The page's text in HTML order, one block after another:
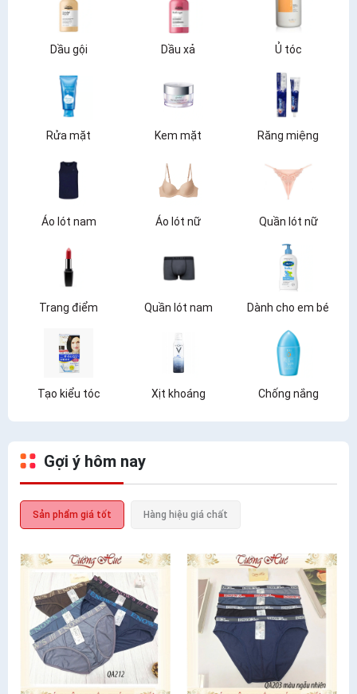
Dầu gội Dầu xả Ủ tóc
Rửa mặt Kem mặt Răng miệng
Áo lót nam Áo lót nữ Quần lót nữ
Trang điểm Quần lót nam Dành cho em bé
Tạo kiểu tóc Xịt khoáng Chống nắng
Gợi ý hôm nay
Sản phẩm giá tốt Hàng hiệu giá chất